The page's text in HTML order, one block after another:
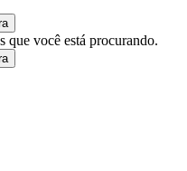
que você está procurando.